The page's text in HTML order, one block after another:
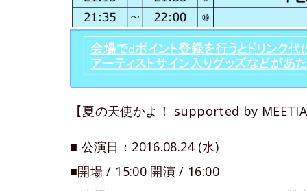
【夏の天使かよ！ supported by
■ 公演日：2016.08.24 (水)
■開場 / 15:00 開演 / 16:00